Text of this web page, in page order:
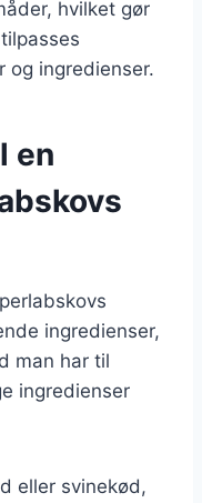
hvilket gør
og ingredienser.
en
ingredienser,
man har til
ingredienser
eller svinekød,